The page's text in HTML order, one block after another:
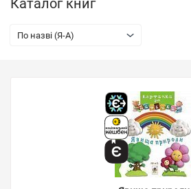
Каталог книг
По назві (Я-А)